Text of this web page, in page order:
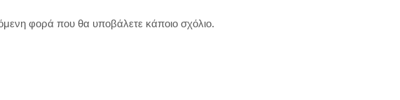
φορά που θα υποβάλετε κάποιο σχόλιο.